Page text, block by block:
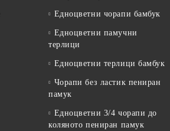
Едноцветни чорапи бамбук
Едноцветни памучни
терлици
Едноцветни терлици бамбук
Чорапи без ластик пениран
памук
Едноцветни 3/4 чорапи до
коляното пениран памук